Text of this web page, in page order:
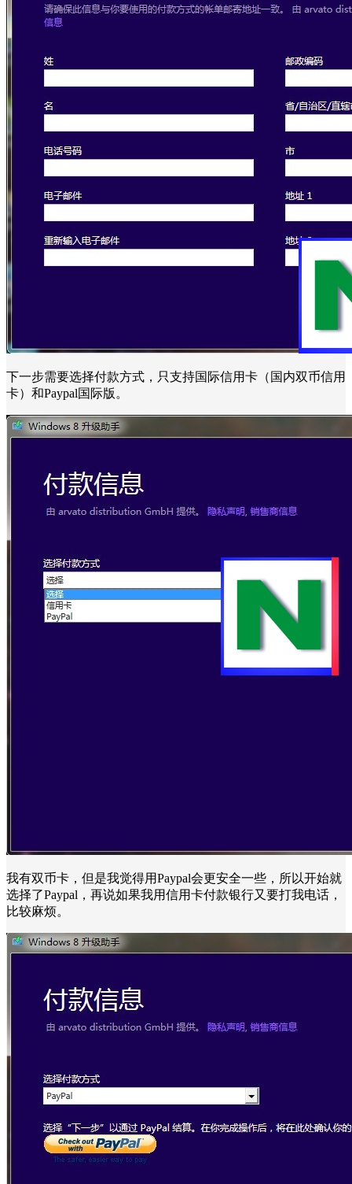
下一步需要选择付款方式，只支持国际信用卡（国内双币信用
卡）和Paypal国际版。
我有双币卡，但是我觉得用Paypal会更安全一些，所以开始就
选择了Paypal，再说如果我用信用卡付款银行又要打我电话，
比较麻烦。